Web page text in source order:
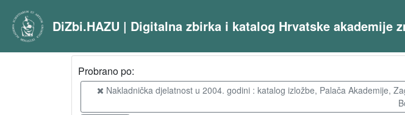
DiZbi.HAZU | Digitalna zbirka i katalog Hrvatske akademije
Probrano po:
Nakladnička djelatnost u 2004. godini : katalog izložbe, Palača Akademije,